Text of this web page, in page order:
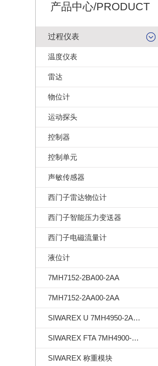
产品中心/PRODUCT
过程仪表
温度仪表
雷达
物位计
运动探头
控制器
控制单元
声敏传感器
西门子雷达物位计
西门子智能压力变送器
西门子电磁流量计
液位计
7MH7152-2BA00-2AA
7MH7152-2AA00-2AA
SIWAREX U 7MH4950-2AA01
SIWAREX FTA 7MH4900-2AA01
SIWAREX 称重模块